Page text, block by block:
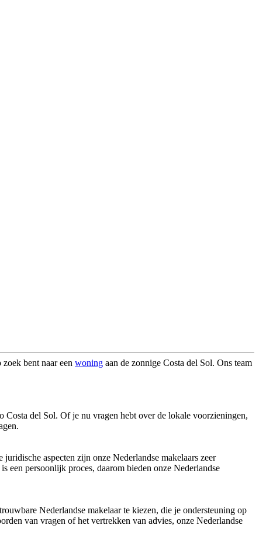
bent naar een woning aan de zonnige Costa del Sol. Ons team
Costa del Sol. Of je nu vragen hebt over de lokale voorzieningen,
aspecten zijn onze Nederlandse makelaars zeer
een persoonlijk proces, daarom bieden onze Nederlandse
Nederlandse makelaar te kiezen, die je ondersteuning op
van vragen of het vertrekken van advies, onze Nederlandse